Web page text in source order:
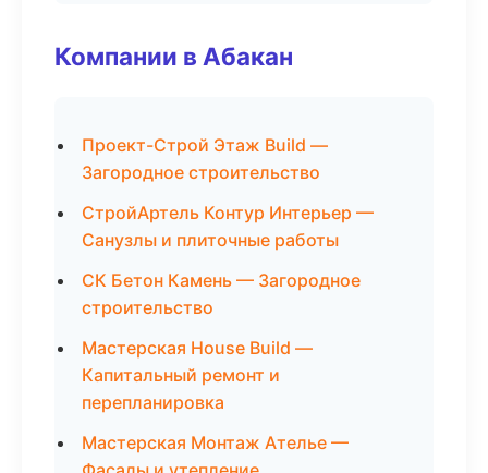
Компании в Абакан
Проект-Строй Этаж Build —
Загородное строительство
СтройАртель Контур Интерьер —
Санузлы и плиточные работы
СК Бетон Камень — Загородное
строительство
Мастерская House Build —
Капитальный ремонт и
перепланировка
Мастерская Монтаж Ателье —